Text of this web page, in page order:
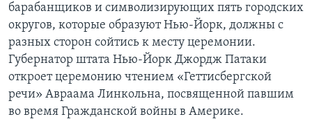
барабанщиков и символизирующих пять городских
округов, которые образуют Нью-Йорк, должны с
разных сторон сойтись к месту церемонии.
Губернатор штата Нью-Йорк Джордж Патаки
откроет церемонию чтением «Геттисбергской
речи» Авраама Линкольна, посвященной павшим
во время Гражданской войны в Америке.